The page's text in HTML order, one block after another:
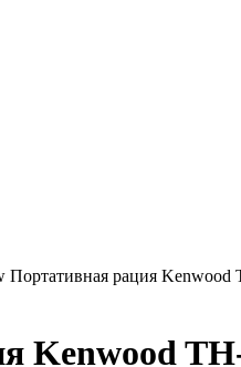
Портативная рация Kenwood
Kenwood